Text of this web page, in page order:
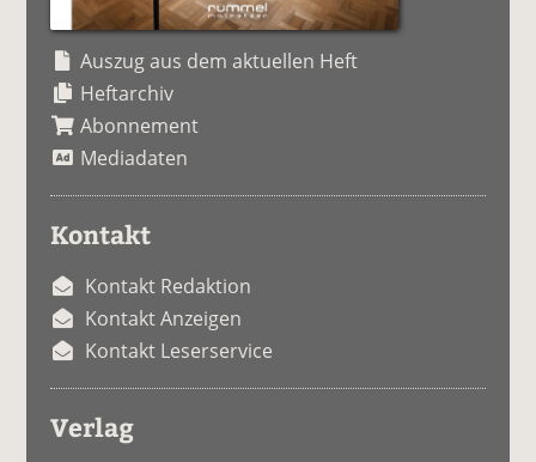
Auszug aus dem aktuellen Heft
Heftarchiv
Abonnement
Mediadaten
Kontakt
Kontakt Redaktion
Kontakt Anzeigen
Kontakt Leserservice
Verlag